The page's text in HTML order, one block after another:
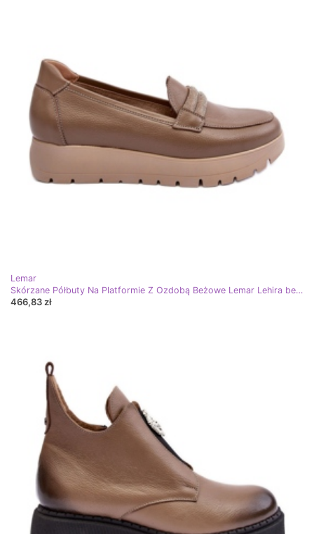
Lemar
Skórzane Półbuty Na Platformie Z Ozdobą Beżowe Lemar Lehira beżowy
466,83 zł